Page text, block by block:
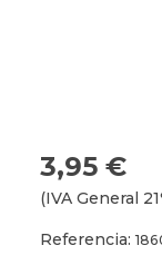
3,95 €
(IVA General
Referencia: